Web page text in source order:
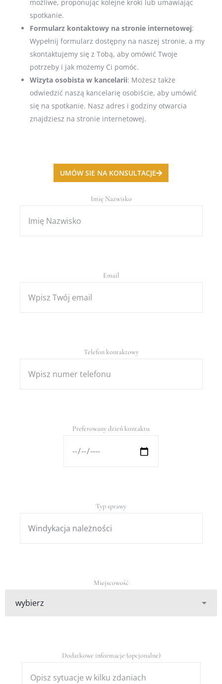
możliwe, proponując kolejne kroki lub umawiając
spotkanie.
Formularz kontaktowy na stronie internetowej:
Wypełnij formularz dostępny na naszej stronie, a my
skontaktujemy się z Tobą, aby omówić Twoje
potrzeby i jak możemy Ci pomóc.
Wizyta osobista w kancelarii: Możesz także
odwiedzić naszą kancelarię osobiście, aby umówić
się na spotkanie. Nasz adres i godziny otwarcia
znajdziesz na stronie internetowej.
UMÓW SIE NA KONSULTACJE
Imię Nazwisko
Email
Telefon kontaktowy
Preferowany dzień kontaktu
Typ sprawy
Miejscowość
Dodatkowe informacje (opcjonalne)